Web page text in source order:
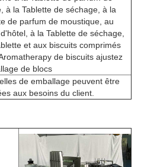
à la Tablette de séchage, à la
de parfum de moustique, au
à la Tablette de séchage,
et aux biscuits comprimés
de biscuits ajustez
de blocs
de emballage peuvent être
aux besoins du client.